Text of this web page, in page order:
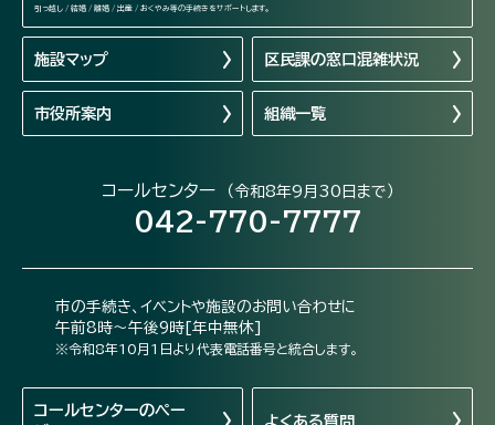
引っ越し / 結婚 / 離婚 / 出産 / おくやみ等の手続きをサポートします。
施設マップ 区民課の窓口混雑状況
市役所案内 組織一覧
コールセンター （令和8年9月30日まで）
042-770-7777
市の手続き、イベントや施設のお問い合わせに
午前8時～午後9時[年中無休]
※令和8年10月1日より代表電話番号と統合します。
コールセンターのペー
よくある質問